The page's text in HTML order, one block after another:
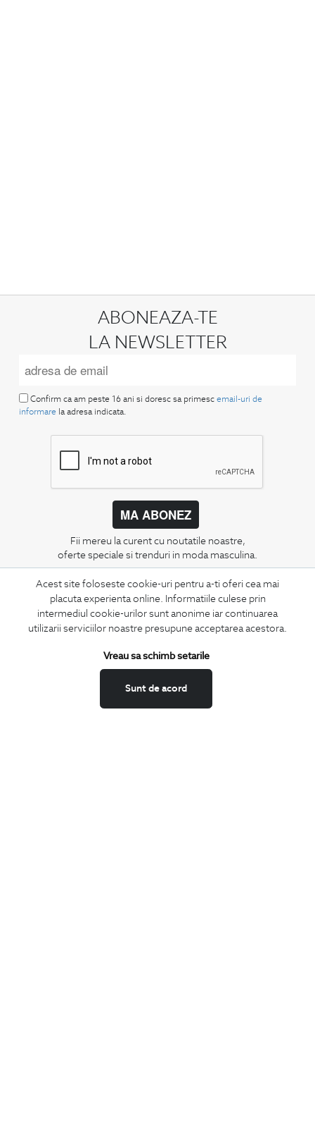
Acest site foloseste cookie-uri pentru a-ti oferi cea mai
placuta experienta online. Informatiile culese prin
intermediul cookie-urilor sunt anonime iar continuarea
utilizarii serviciilor noastre presupune acceptarea acestora.
Sunt de acord
Vreau sa schimb setarile
ABONEAZA-TE
LA NEWSLETTER
Confirm ca am peste 16 ani si doresc sa primesc email-uri de
informare la adresa indicata.
MA ABONEZ
Fii mereu la curent cu noutatile noastre,
oferte speciale si trenduri in moda masculina.
CONCIERGE
Termeni si conditii
Schimburi si retur
ANPC